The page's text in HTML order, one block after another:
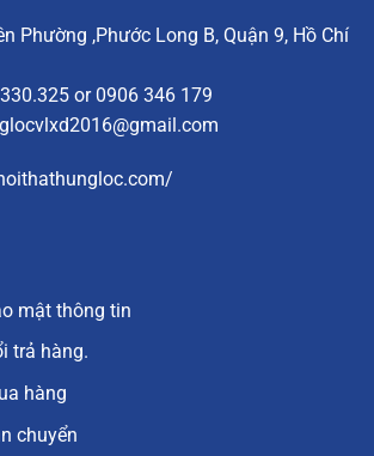
Phường ,Phước Long B, Quận 9, Hồ Chí
or 0906 346 179
mật thông tin
trả hàng.
hàng
chuyển